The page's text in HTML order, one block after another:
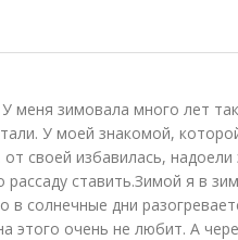
меня зимовала много лет
У моей знакомой,
от своей избавилась,
рассаду ставить.Зимой я в
в солнечные дни
этого очень не любит. А